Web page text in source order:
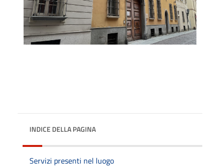
INDICE DELLA PAGINA
Servizi presenti nel luogo